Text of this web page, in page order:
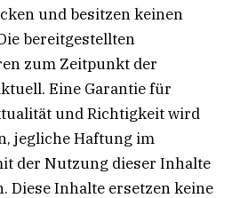
und besitzen keinen
bereitgestellten
zum Zeitpunkt der
Eine Garantie für
und Richtigkeit wird
jegliche Haftung im
der Nutzung dieser Inhalte
Diese Inhalte ersetzen keine